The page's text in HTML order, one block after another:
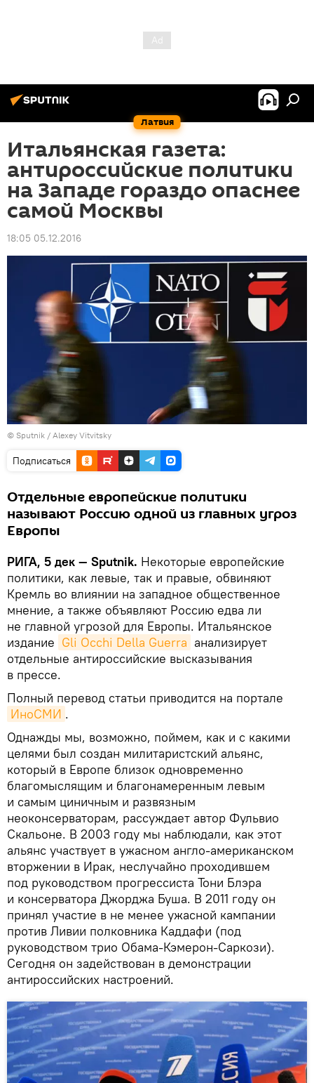
Латвия
Итальянская газета:
антироссийские политики
на Западе гораздо опаснее
самой Москвы
18:05 05.12.2016
© Sputnik / Alexey Vitvitsky
Подписаться
Отдельные европейские политики
называют Россию одной из главных угроз
Европы
РИГА, 5 дек — Sputnik. Некоторые европейские
политики, как левые, так и правые, обвиняют
Кремль во влиянии на западное общественное
мнение, а также объявляют Россию едва ли
не главной угрозой для Европы. Итальянское
издание Gli Occhi Della Guerra анализирует
отдельные антироссийские высказывания
в прессе.
Полный перевод статьи приводится на портале
ИноСМИ .
Однажды мы, возможно, поймем, как и с какими
целями был создан милитаристский альянс,
который в Европе близок одновременно
благомыслящим и благонамеренным левым
и самым циничным и развязным
неоконсерваторам, рассуждает автор Фульвио
Скальоне. В 2003 году мы наблюдали, как этот
альянс участвует в ужасном англо-американском
вторжении в Ирак, неслучайно проходившем
под руководством прогрессиста Тони Блэра
и консерватора Джорджа Буша. В 2011 году он
принял участие в не менее ужасной кампании
против Ливии полковника Каддафи (под
руководством трио Обама-Кэмерон-Саркози).
Сегодня он задействован в демонстрации
антироссийских настроений.